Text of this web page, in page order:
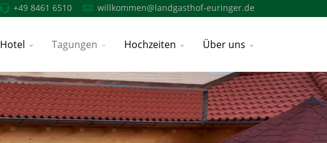
+49 8461 6510 willkommen@landgasthof-euringer.de
Hotel Tagungen Hochzeiten Über uns